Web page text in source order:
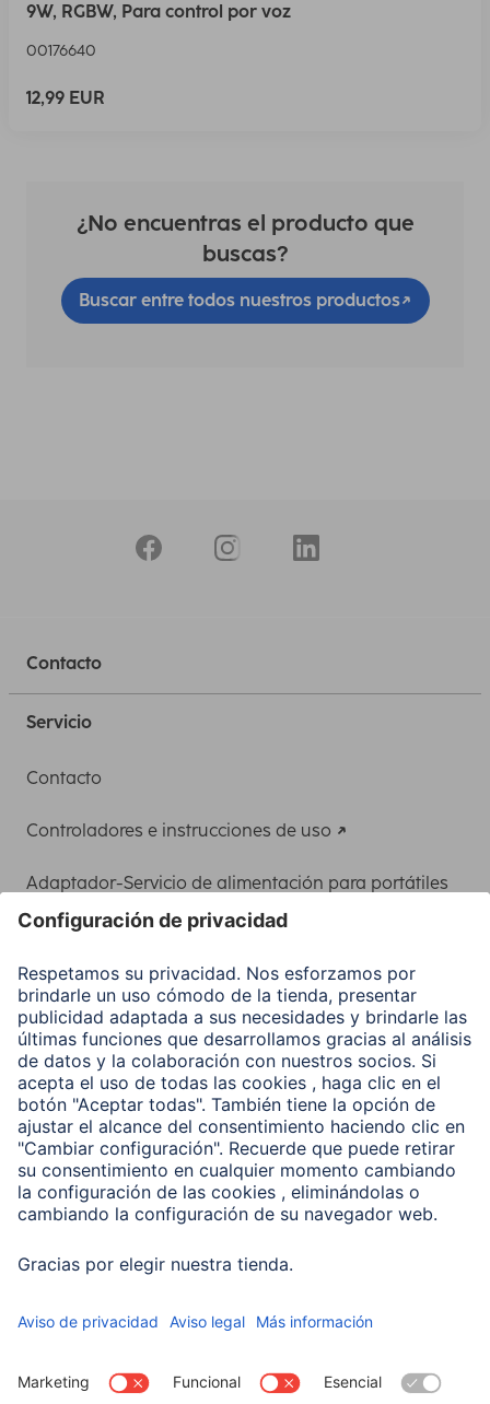
9W, RGBW, Para control por voz
00176640
12,99 EUR
¿No encuentras el producto que
buscas?
Buscar entre todos nuestros productos
Contacto
Servicio
Contacto
Controladores e instrucciones de uso
Adaptador-Servicio de alimentación para portátiles
Clientes online
Conviértete en distribuidor
Compañía
Historia de la empresa
Hama en todo el Mundo
Sostenibilidad
Business-Portal